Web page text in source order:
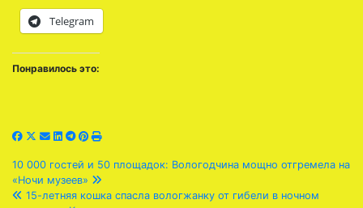
Telegram
Понравилось это:
Навигация
10 000 гостей и 50 площадок: Вологодчина мощно отгремела на
«Ночи музеев»
15-летняя кошка спасла вологжанку от гибели в ночном